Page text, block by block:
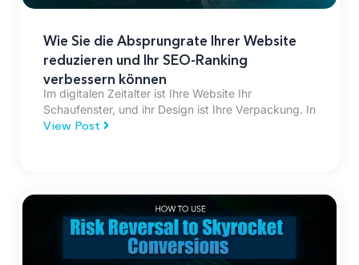
Wie Sie die Absprungrate Ihrer Website
reduzieren und Ihr SEO-Ranking
verbessern können
Im digitalen Zeitalter ist Ihre Website Ihr
Schaufenster, und ihr Design ist Ihre Verpackung. In
View Post